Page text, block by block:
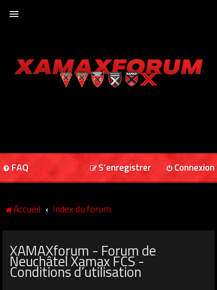
XAMAXFORUM
FAQ Connexion
S’enregistrer
Accueil Index du forum
XAMAXforum - Forum de
Neuchâtel Xamax FCS -
Conditions d’utilisation